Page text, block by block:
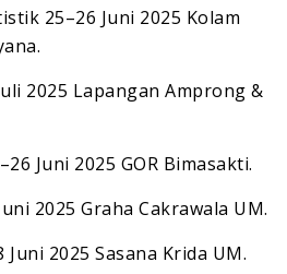
25–26 Juni 2025 Kolam
2025 Lapangan Amprong &
Juni 2025 GOR Bimasakti.
2025 Graha Cakrawala UM.
Juni 2025 Sasana Krida UM.